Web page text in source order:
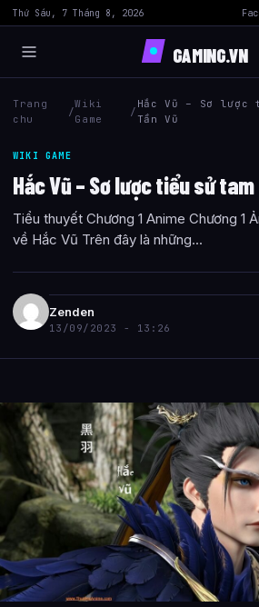
Thứ Sáu, 7 Tháng 8, 2026
GAMING.VN
Trang
chu
/
Wiki
Game
/
Hắc Vũ – Sơ lược
Tần Vũ
WIKI GAME
Hắc Vũ – Sơ lược tiểu sử
Tiểu thuyết Chương 1 Anime Chương 1
về Hắc Vũ Trên đây là những...
Zenden
13/09/2023 - 13:26